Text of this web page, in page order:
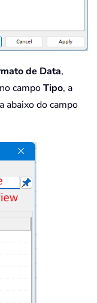
de Data,
campoTipo, a
abaixo do campo